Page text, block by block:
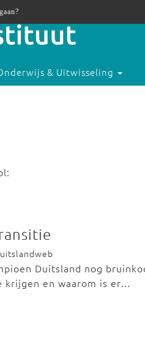
& Uitwisseling
Duitsland nog
krijgen en waarom is er…